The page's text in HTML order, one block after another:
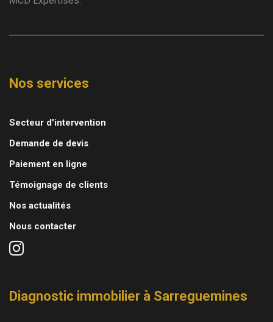
Nos services
Secteur d'intervention
Demande de devis
Paiement en ligne
Témoignage de clients
Nos actualités
Nous contacter
Diagnostic immobilier à Sarreguemines